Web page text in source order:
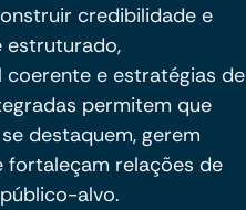
credibilidade e
estruturado,
coerente e estratégias de
permitem que
destaquem, gerem
fortaleçam relações de
alvo.